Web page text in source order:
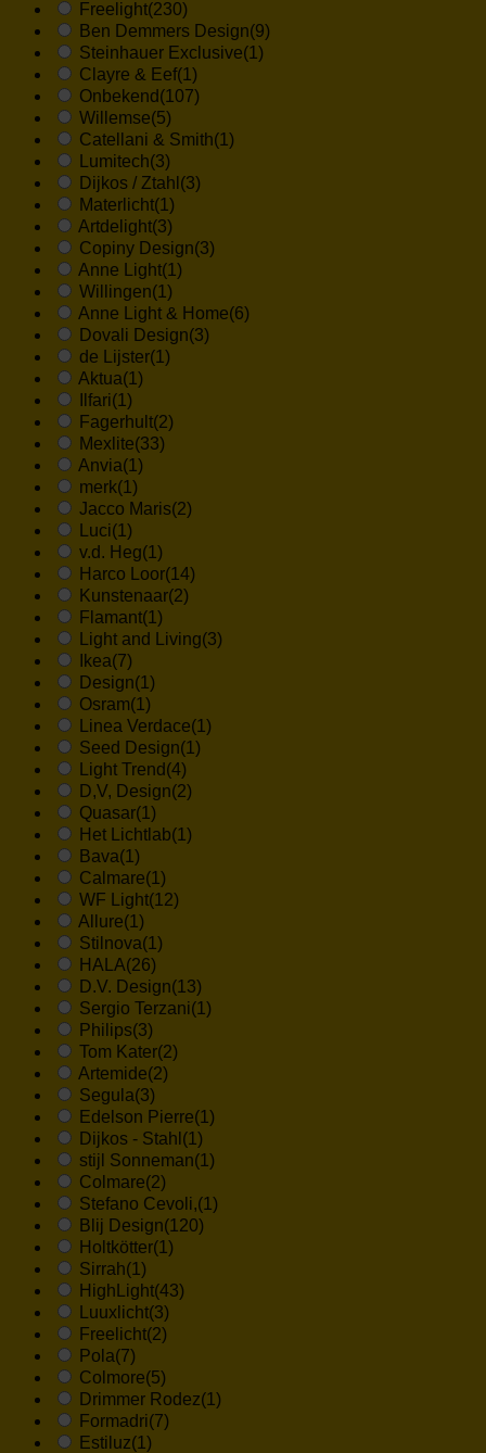
Freelight(230)
Ben Demmers Design(9)
Steinhauer Exclusive(1)
Clayre & Eef(1)
Onbekend (107)
Willemse(5)
Catellani & Smith(1)
Lumitech(3)
Dijkos / Ztahl (3)
Materlicht(1)
Artdelight(3)
Copiny Design(3)
Anne Light(1)
Willingen(1)
Anne Light & Home(6)
Dovali Design(3)
de Lijster(1)
Aktua(1)
Ilfari(1)
Fagerhult(2)
Mexlite(33)
Anvia(1)
merk(1)
Jacco Maris(2)
Luci(1)
v.d. Heg(1)
Harco Loor(14)
Kunstenaar(2)
Flamant(1)
Light and Living(3)
Ikea(7)
Design(1)
Osram(1)
Linea Verdace(1)
Seed Design(1)
Light Trend (4)
D,V, Design(2)
Quasar(1)
Het Lichtlab(1)
Bava(1)
Calmare(1)
WF Light(12)
Allure(1)
Stilnova(1)
HALA(26)
D.V. Design(13)
Sergio Terzani(1)
Philips(3)
Tom Kater(2)
Artemide(2)
Segula(3)
Edelson Pierre(1)
Dijkos - Stahl (1)
stijl Sonneman(1)
Colmare(2)
Stefano Cevoli,(1)
Blij Design(120)
Holtkötter(1)
Sirrah(1)
HighLight(43)
Luuxlicht(3)
Freelicht(2)
Pola(7)
Colmore(5)
Drimmer Rodez(1)
Formadri(7)
Estiluz(1)